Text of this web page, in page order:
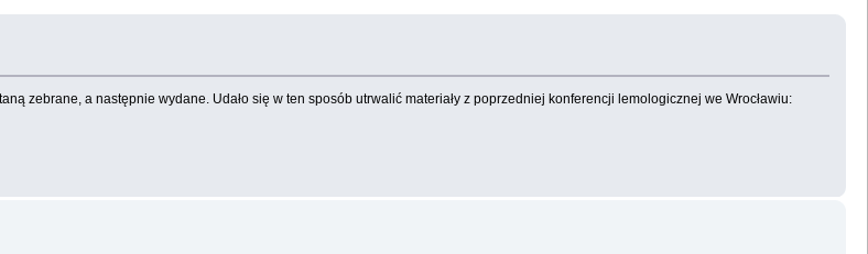
zebrane, a następnie wydane. Udało się w ten sposób utrwalić materiały z poprzedniej konferencji lemologicznej we Wrocławiu: